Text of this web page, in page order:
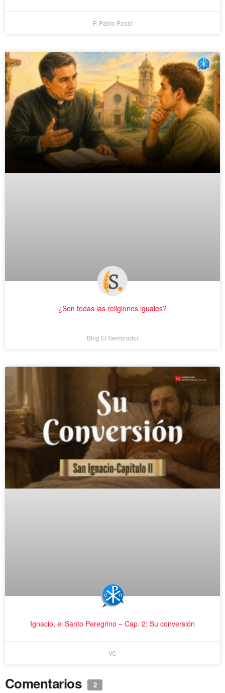
P. Pablo Rossi
¿Son todas las religiones iguales?
Blog El Sembrador
Ignacio, el Santo Peregrino – Cap. 2: Su conversión
VC
Comentarios 2